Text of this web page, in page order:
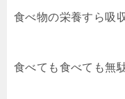
食べ物の栄養すら吸
食べても食べても無